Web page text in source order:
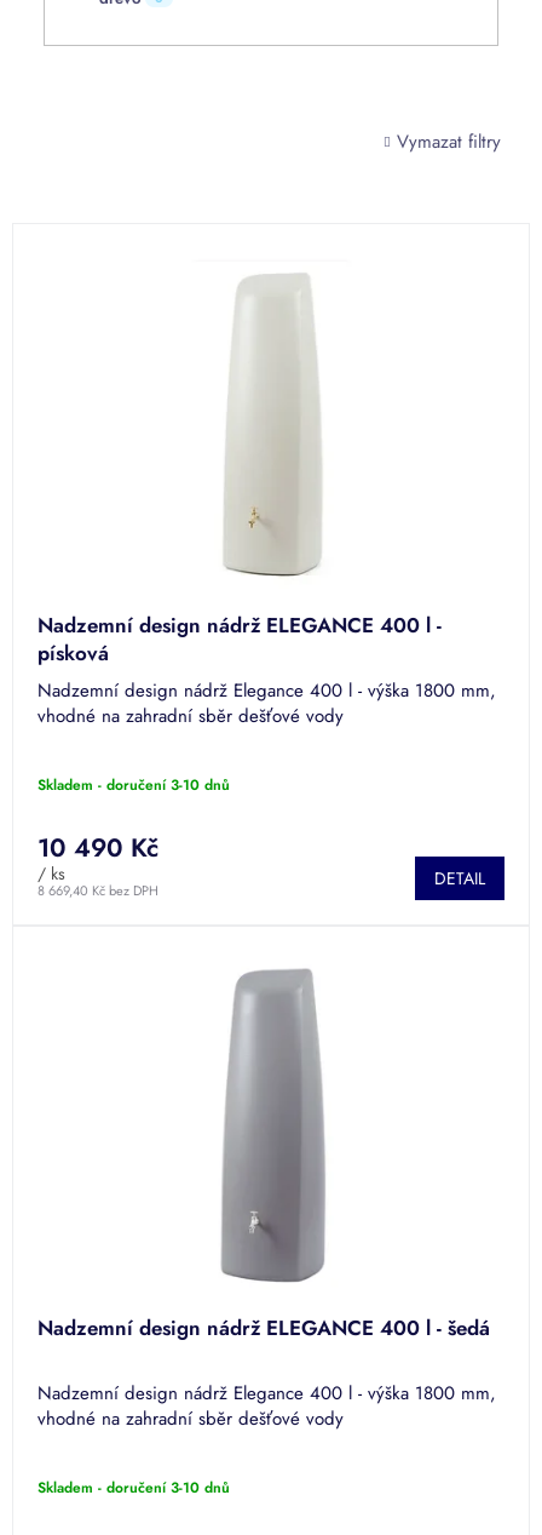
Vymazat filtry
Nadzemní design nádrž ELEGANCE 400 l -
písková
Nadzemní design nádrž Elegance 400 l - výška 1800 mm,
vhodné na zahradní sběr dešťové vody
Skladem - doručení 3-10 dnů
8 669,40 Kč bez DPH
10 490 Kč
/ ks DETAIL
Nadzemní design nádrž ELEGANCE 400 l - šedá
Nadzemní design nádrž Elegance 400 l - výška 1800 mm,
vhodné na zahradní sběr dešťové vody
Skladem - doručení 3-10 dnů